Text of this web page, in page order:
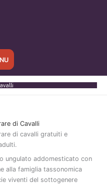
di Cavalli
di cavalli gratuiti e
ungulato addomesticato con
alla famiglia tassonomica
viventi del sottogenere